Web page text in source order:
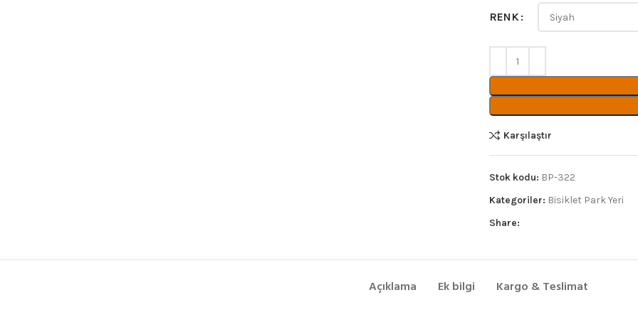
RENK
Karşılaştır
Stok kodu: BP-322
Kategoriler: Bisiklet Park Yeri
Share:
Açıklama Ek bilgi Kargo & Teslimat